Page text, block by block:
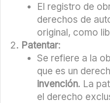
El registro de
derechos de
original, como
Patentar:
Se refiere a la
que es un
invención. La
el derecho